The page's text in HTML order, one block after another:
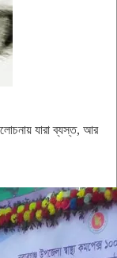
যারা ব্যস্ত, আর